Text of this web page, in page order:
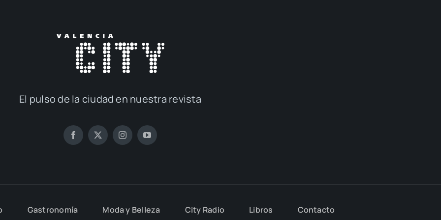
El pul­so de la ciu­dad en nues­tra revis­ta
Gas­tro­no­mía Moda y Belle­za City Radio Libros Con­tac­to